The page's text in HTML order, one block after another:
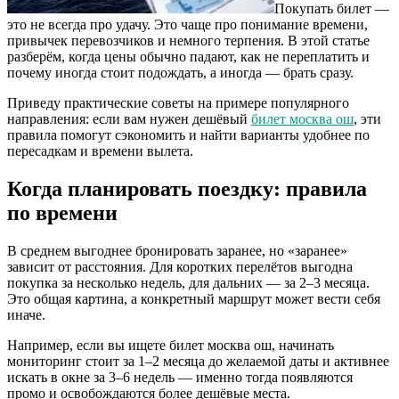
Покупать билет —
это не всегда про удачу. Это чаще про понимание времени,
привычек перевозчиков и немного терпения. В этой статье
разберём, когда цены обычно падают, как не переплатить и
почему иногда стоит подождать, а иногда — брать сразу.
Приведу практические советы на примере популярного
направления: если вам нужен дешёвый билет москва ош, эти
правила помогут сэкономить и найти варианты удобнее по
пересадкам и времени вылета.
Когда планировать поездку: правила
по времени
В среднем выгоднее бронировать заранее, но «заранее»
зависит от расстояния. Для коротких перелётов выгодна
покупка за несколько недель, для дальних — за 2–3 месяца.
Это общая картина, а конкретный маршрут может вести себя
иначе.
Например, если вы ищете билет москва ош, начинать
мониторинг стоит за 1–2 месяца до желаемой даты и активнее
искать в окне за 3–6 недель — именно тогда появляются
промо и освобождаются более дешёвые места.